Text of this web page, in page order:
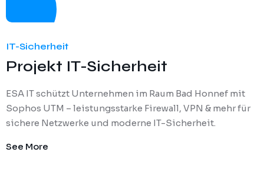
IT-Sicherheit
Projekt IT-Sicherheit
ESA IT schützt Unternehmen im Raum Bad Honnef mit
Sophos UTM – leistungsstarke Firewall, VPN & mehr für
sichere Netzwerke und moderne IT-Sicherheit.
See More